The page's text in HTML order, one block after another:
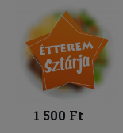
1 500 Ft